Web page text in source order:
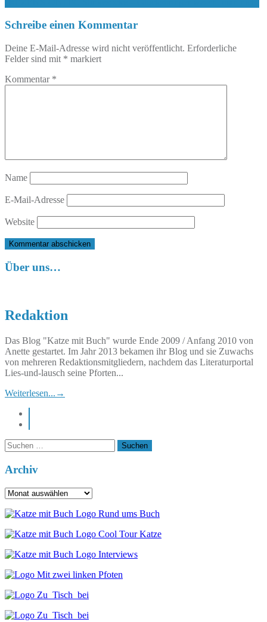
Schreibe einen Kommentar
Deine E-Mail-Adresse wird nicht veröffentlicht. Erforderliche
Felder sind mit * markiert
Kommentar *
Name
E-Mail-Adresse
Website
Über uns…
Redaktion
Das Blog "Katze mit Buch" wurde Ende 2009 / Anfang 2010 von
Anette gestartet. Im Jahr 2013 bekamen ihr Blog und sie Zuwachs
von mehreren Redaktionsmitgliedern, nachdem das Literaturportal
Lies-und-lausch seine Pforten...
Weiterlesen... →
Suchen
nach:
Archiv
Archiv